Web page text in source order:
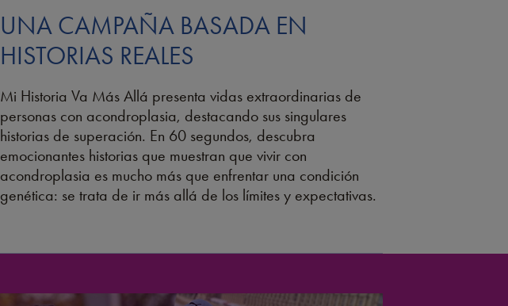
UNA CAMPAÑA BASADA EN
HISTORIAS REALES
Mi Historia Va Más Allá presenta vidas extraordinarias de
personas con acondroplasia, destacando sus singulares
historias de superación. En 60 segundos, descubra
emocionantes historias que muestran que vivir con
acondroplasia es mucho más que enfrentar una condición
genética: se trata de ir más allá de los límites y expectativas.